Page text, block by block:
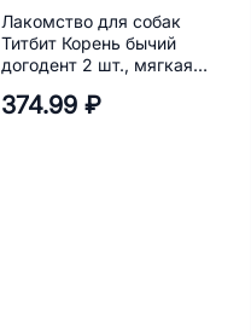
Лакомство для собак
Титбит Корень бычий
догодент 2 шт., мягкая
374.99 ₽